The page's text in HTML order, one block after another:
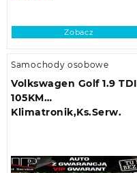
Zobacz
Samochody osobowe
Volkswagen Golf 1.9 TDI
105KM
Klimatronik,Ks.Serw.